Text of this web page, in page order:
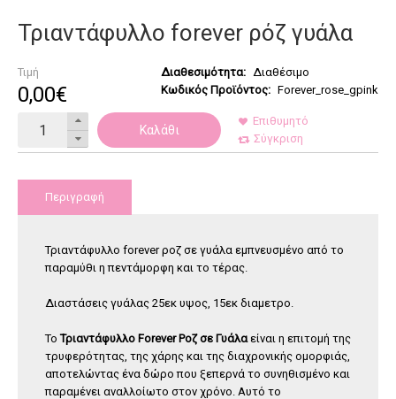
Τριαντάφυλλο forever ρόζ γυάλα
Τιμή
0,00€
Διαθεσιμότητα: Διαθέσιμο
Κωδικός Προϊόντος: Forever_rose_gpink
Καλάθι
Επιθυμητό
Σύγκριση
Περιγραφή
Τριαντάφυλλο forever ροζ σε γυάλα εμπνευσμένο από το
παραμύθι η πεντάμορφη και το τέρας.
Διαστάσεις γυάλας 25εκ υψος, 15εκ διαμετρο.
ΤοΤριαντάφυλλο Forever Ροζ σε Γυάλαείναι η επιτομή της
τρυφερότητας, της χάρης και της διαχρονικής ομορφιάς,
αποτελώντας ένα δώρο που ξεπερνά το συνηθισμένο και
παραμένει αναλλοίωτο στον χρόνο. Αυτό το